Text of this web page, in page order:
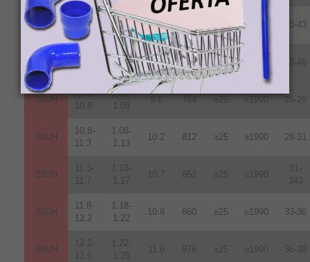
42SH
12.8-
13.2
1.289-
1.32
12.4 ≥20 ≥1592 40-43
45SH
13.2-
13.8
1.32-
1.38
12.6 1003 ≥20 ≥1592 43-46
28UH
10.2-
10.8
1.02-
1.08
9.6 764 ≥25 ≥1990 26-29
30UH
10.8-
11.3
1.08-
1.13
10.2 812 ≥25 ≥1990 28-31
33UH
11.3-
11.7
1.13-
1.17
10.7 852 ≥25 ≥1990
31-
343
35UH
11.8-
12.2
1.18-
1.22
10.8 860 ≥25 ≥1990 33-36
38UH
12.2-
12.5
1.22-
1.25
11.0 876 ≥25 ≥1990 36-39